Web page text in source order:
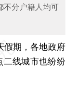
不分户籍人均可
假期，各地政府
二线城市也纷纷